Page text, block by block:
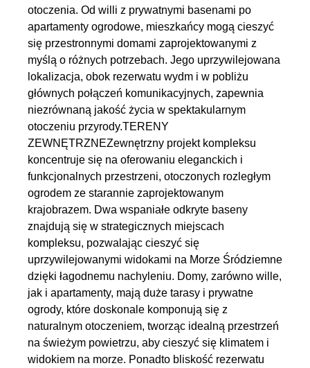
otoczenia. Od willi z prywatnymi basenami po
apartamenty ogrodowe, mieszkańcy mogą cieszyć
się przestronnymi domami zaprojektowanymi z
myślą o różnych potrzebach. Jego uprzywilejowana
lokalizacja, obok rezerwatu wydm i w pobliżu
głównych połączeń komunikacyjnych, zapewnia
niezrównaną jakość życia w spektakularnym
otoczeniu przyrody.TERENY
ZEWNĘTRZNEZewnętrzny projekt kompleksu
koncentruje się na oferowaniu eleganckich i
funkcjonalnych przestrzeni, otoczonych rozległym
ogrodem ze starannie zaprojektowanym
krajobrazem. Dwa wspaniałe odkryte baseny
znajdują się w strategicznych miejscach
kompleksu, pozwalając cieszyć się
uprzywilejowanymi widokami na Morze Śródziemne
dzięki łagodnemu nachyleniu. Domy, zarówno wille,
jak i apartamenty, mają duże tarasy i prywatne
ogrody, które doskonale komponują się z
naturalnym otoczeniem, tworząc idealną przestrzeń
na świeżym powietrzu, aby cieszyć się klimatem i
widokiem na morze. Ponadto bliskość rezerwatu